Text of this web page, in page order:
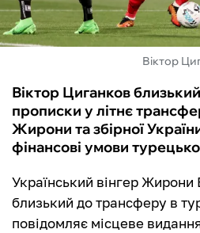
БУКМЕКЕРИ
Віктор
Віктор Циганков
прописки у літнє
Жирони та збірної
фінансові умови
Український вінгер Жирони
близький до трансферу в
повідомляє місцеве